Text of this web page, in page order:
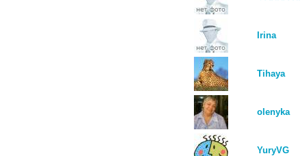
Irina
Tihaya
olenyka
YuryVG